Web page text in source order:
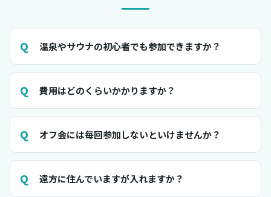
温泉やサウナの初心者でも参加できますか？
費用はどのくらいかかりますか？
オフ会には毎回参加しないといけませんか？
遠方に住んでいますが入れますか？